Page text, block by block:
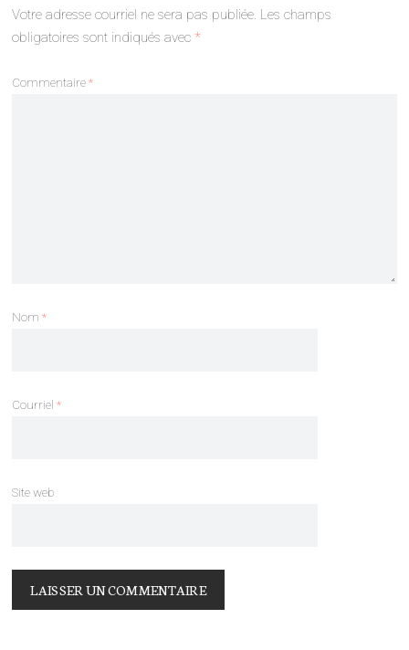
Votre adresse courriel ne sera pas publiée. Les champs
obligatoires sont indiqués avec*
Commentaire*
Nom*
Courriel*
Site web